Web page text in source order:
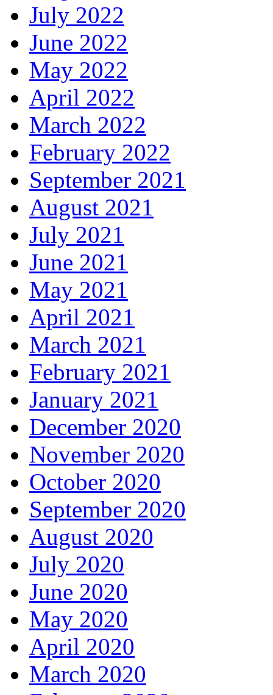
July 2022
June 2022
May 2022
April 2022
March 2022
February 2022
September 2021
August 2021
July 2021
June 2021
May 2021
April 2021
March 2021
February 2021
January 2021
December 2020
November 2020
October 2020
September 2020
August 2020
July 2020
June 2020
May 2020
April 2020
March 2020